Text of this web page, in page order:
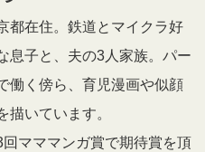
都在住。鉄道とマイクラ好
息子と、夫の3人家族。パー
働く傍ら、育児漫画や似顔
描いています。
回マママンガ賞で期待賞を頂